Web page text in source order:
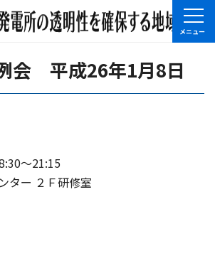
会 平成26年1月8日
〜21:15
ター ２Ｆ研修室